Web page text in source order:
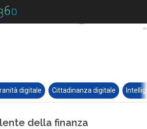
digitale Cittadinanza digitale
della finanza